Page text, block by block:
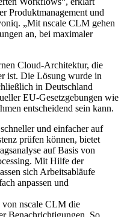
Produktmanagement und
„Mit nscale CLM gehen
an, bei maximaler
Cloud-Architektur, die
ist. Die Lösung wurde in
in Deutschland
EU-Gesetzgebungen wie
entscheidend sein kann.
und einfacher auf
prüfen können, bietet
auf Basis von
Mit Hilfe der
sich Arbeitsabläufe
anpassen und
von nscale CLM die
Benachrichtigungen. So